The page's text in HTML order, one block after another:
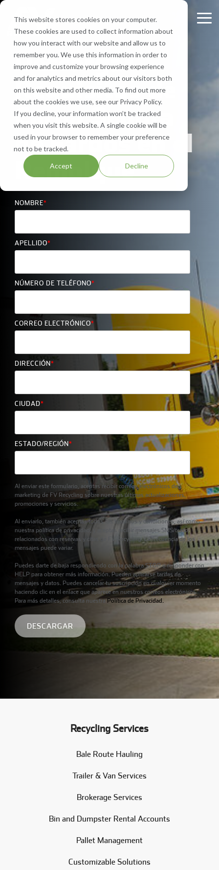
This website stores cookies on your computer.
These cookies are used to collect information about
how you interact with our website and allow us to
remember you. We use this information in order to
improve and customize your browsing experience
and for analytics and metrics about our visitors both
on this website and other media. To find out more
about the cookies we use, see our Privacy Policy.
If you decline, your information won’t be tracked
when you visit this website. A single cookie will be
used in your browser to remember your preference
not to be tracked.
Accept Decline
Skip
main
content.
Recycling
Services
Bale Route Hauling
Trailer & Van Services
Customizable Solutions
Equipment
Services
Lease, Sell, & Buy Equipment
Service Equipment
What
We
Recycle
Paper
Cardboard
Aluminum
Plastic
FV Recycling is
your all-in-one
industrial &
commercial
recycling solution.
Who
We
Are
About Us
Our Locations
Company History
Resources
Blog
Who
We
Serve
Industries We Serve
to stay
on
more.
Cost
Efficient.
Green
Effective.
Contact
Us
Request a Quote
Help & Support
Descargar
Requisitos de
Carga Segura
de Fardos en el
Remolque
NOMBRE*
APELLIDO*
NÚMERO DE TELÉFONO*
CORREO ELECTRÓNICO*
DIRECCIÓN *
CIUDAD*
ESTADO/REGIÓN *
Al enviar este formulario, aceptas recibir correos electrónicos de
marketing de FV Recycling sobre nuestras últimas actualizaciones,
promociones y servicios.
Al enviarlo, también aceptas todos los términos y condiciones, así como
nuestra política de privacidad, y aceptas recibir mensajes SMS/texto
relacionados con reservas y citas de FV Recycling. La frecuencia de los
mensajes puede variar.
Puedes darte de baja respondiendo con la palabra STOP o responder con
HELP para obtener más información. Pueden aplicarse tarifas de
mensajes y datos. Puedes cancelar tu suscripción en cualquier momento
haciendo clic en el enlace que aparece en nuestros correos electrónicos.
Para más detalles, consulta nuestraPolítica de Privacidad.
Recycling Services
Bale Route Hauling
Trailer & Van Services
Brokerage Services
Bin and Dumpster Rental Accounts
Pallet Management
Customizable Solutions